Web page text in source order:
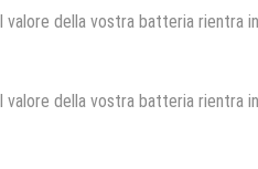
della vostra batteria
della vostra batteria